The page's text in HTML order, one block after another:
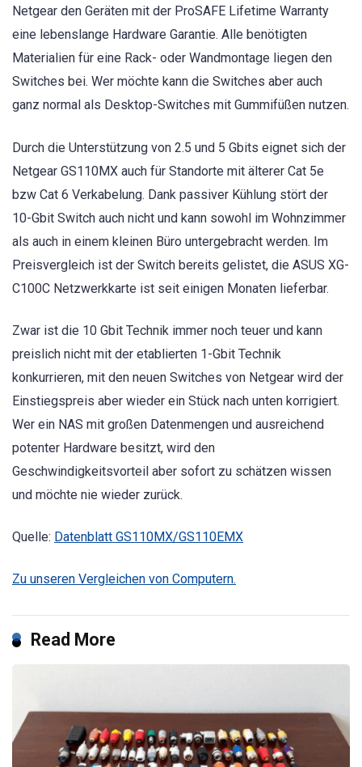
Netgear den Geräten mit der ProSAFE Lifetime Warranty
eine lebenslange Hardware Garantie. Alle benötigten
Materialien für eine Rack- oder Wandmontage liegen den
Switches bei. Wer möchte kann die Switches aber auch
ganz normal als Desktop-Switches mit Gummifüßen nutzen.
Durch die Unterstützung von 2.5 und 5 Gbits eignet sich der
Netgear GS110MX auch für Standorte mit älterer Cat 5e
bzw Cat 6 Verkabelung. Dank passiver Kühlung stört der
10-Gbit Switch auch nicht und kann sowohl im Wohnzimmer
als auch in einem kleinen Büro untergebracht werden. Im
Preisvergleich ist der Switch bereits gelistet, die ASUS XG-
C100C Netzwerkkarte ist seit einigen Monaten lieferbar.
Zwar ist die 10 Gbit Technik immer noch teuer und kann
preislich nicht mit der etablierten 1-Gbit Technik
konkurrieren, mit den neuen Switches von Netgear wird der
Einstiegspreis aber wieder ein Stück nach unten korrigiert.
Wer ein NAS mit großen Datenmengen und ausreichend
potenter Hardware besitzt, wird den
Geschwindigkeitsvorteil aber sofort zu schätzen wissen
und möchte nie wieder zurück.
Quelle: Datenblatt GS110MX/GS110EMX
Zu unseren Vergleichen von Computern.
Read More